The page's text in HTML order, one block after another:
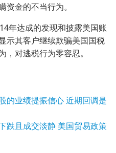
金的不当行为。
达成的发现和披露美国账
示其客户继续欺骗美国国税
，对逃税行为零容忍。
的业绩提振信心 近期回调是
跌且成交淡静 美国贸易政策